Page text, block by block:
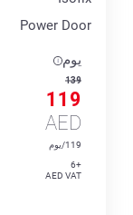
Power Door
يوم
139
119
AED
119/يوم
+6
AED VAT